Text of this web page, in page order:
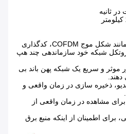
فناوری های خود توسعه یافته مانند شکل موج COFDM، کدگذاری
شبکه خود سازماندهی چند هپ
موثر و سریع یک شبکه پهن باند بی
ذخیره سازی در زمان واقعی و
نمایش 17 اینچی برای مشاهده در زمان واقعی از
برای اطمینان از اینکه منبع برق